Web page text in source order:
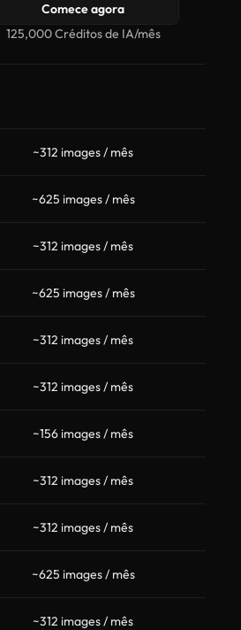
Comece agora
125,000 Créditos de IA/mês
~312 images / mês
~625 images / mês
~312 images / mês
~625 images / mês
~312 images / mês
~312 images / mês
~156 images / mês
~312 images / mês
~312 images / mês
~625 images / mês
~312 images / mês